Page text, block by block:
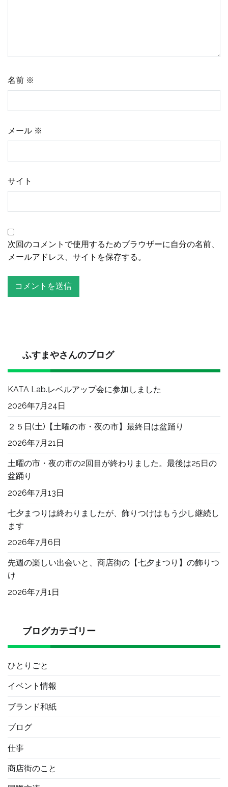
名前 ※
メール ※
サイト
次回のコメントで使用するためブラウザーに自分の名前、
メールアドレス、サイトを保存する。
ふすまやさんのブログ
KATA Lab.レベルアップ会に参加しました
2026年7月24日
２５日(土)【土曜の市・夜の市】最終日は盆踊り
2026年7月21日
土曜の市・夜の市の2回目が終わりました。最後は25日の
盆踊り
2026年7月13日
七夕まつりは終わりましたが、飾りつけはもう少し継続し
ます
2026年7月6日
先週の楽しい出会いと、商店街の【七夕まつり】の飾りつ
け
2026年7月1日
ブログカテゴリー
ひとりごと
イベント情報
ブランド和紙
ブログ
仕事
商店街のこと